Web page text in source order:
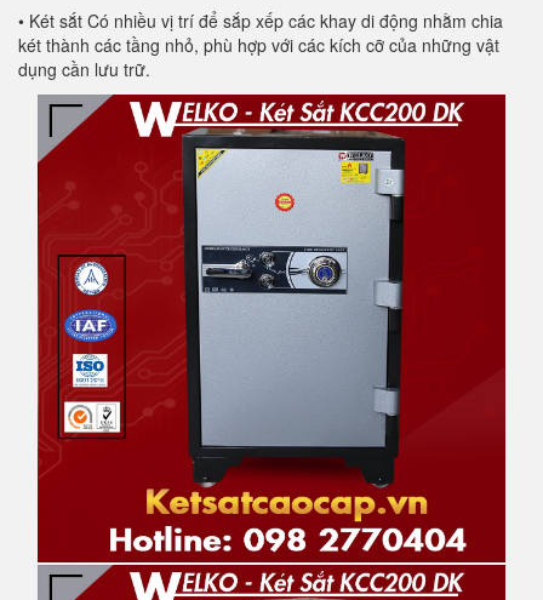
• Két sắt Có nhiều vị trí để sắp xếp các khay di động nhằm chia
két thành các tầng nhỏ, phù hợp với các kích cỡ của những vật
dụng cần lưu trữ.